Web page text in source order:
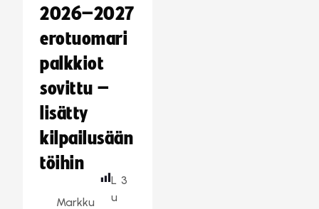
2026–2027
erotuomari
palkkiot
sovittu –
lisätty
kilpailusään
töihin
Markku
L
u
3